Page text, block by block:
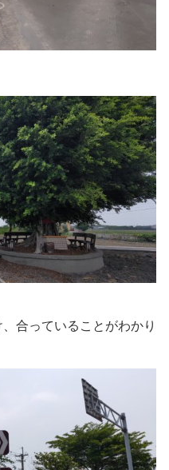
合っていることがわかり